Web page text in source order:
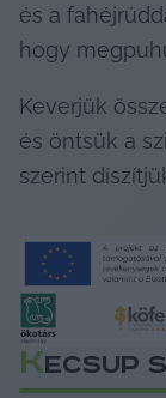
és a
hogy
Keverjük
és öntsük a
szerint
KECSUP